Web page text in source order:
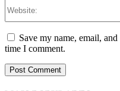
Save my name, email,
time I comment.